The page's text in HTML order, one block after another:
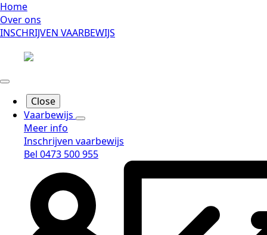
Home
Over ons
INSCHRIJVEN VAARBEWIJS
Close
Vaarbewijs
Meer info
Inschrijven vaarbewijs
Bel 0473 500 955